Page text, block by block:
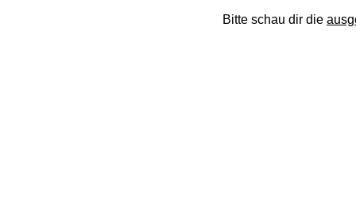
Bitte schau dir die